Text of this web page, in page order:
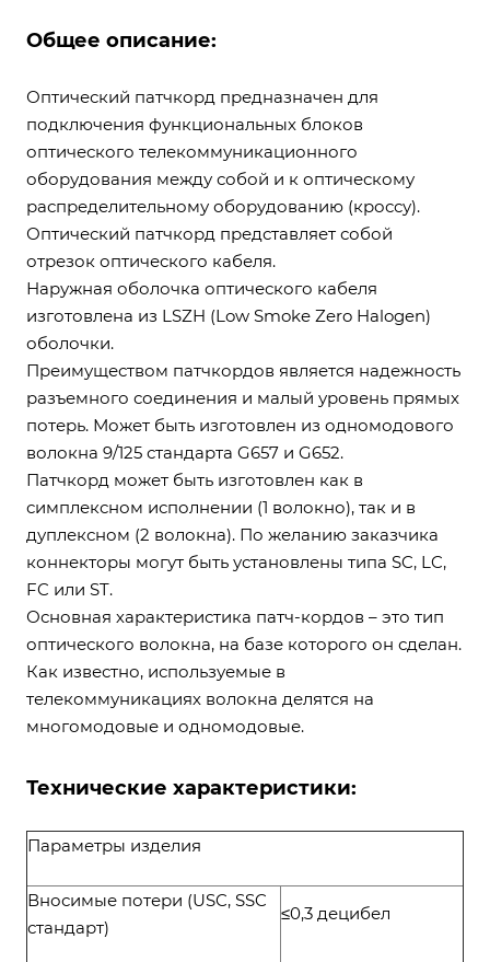
Общее описание:
Оптический патчкорд предназначен для
подключения функциональных блоков
оптического телекоммуникационного
оборудования между собой и к оптическому
распределительному оборудованию (кроссу).
Оптический патчкорд представляет собой
отрезок оптического кабеля.
Наружная оболочка оптического кабеля
изготовлена из LSZH (Low Smoke Zero Halogen)
оболочки.
Преимуществом патчкордов является надежность
разъемного соединения и малый уровень прямых
потерь. Может быть изготовлен из одномодового
волокна 9/125 стандарта G657 и G652.
Патчкорд может быть изготовлен как в
симплексном исполнении (1 волокно), так и в
дуплексном (2 волокна). По желанию заказчика
коннекторы могут быть установлены типа SC, LC,
FC или ST.
Основная характеристика патч-кордов – это тип
оптического волокна, на базе которого он сделан.
Как известно, используемые в
телекоммуникациях волокна делятся на
многомодовые и одномодовые.
Технические характеристики:
Параметры изделия
Вносимые потери (USC, SSC
стандарт)
≤0,3 децибел